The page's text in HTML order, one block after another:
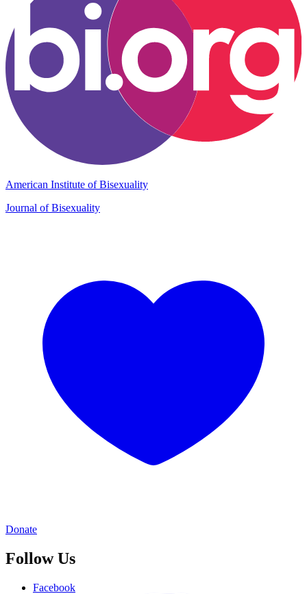
American Institute of Bisexuality
Journal of Bisexuality
Donate
Follow Us
Facebook